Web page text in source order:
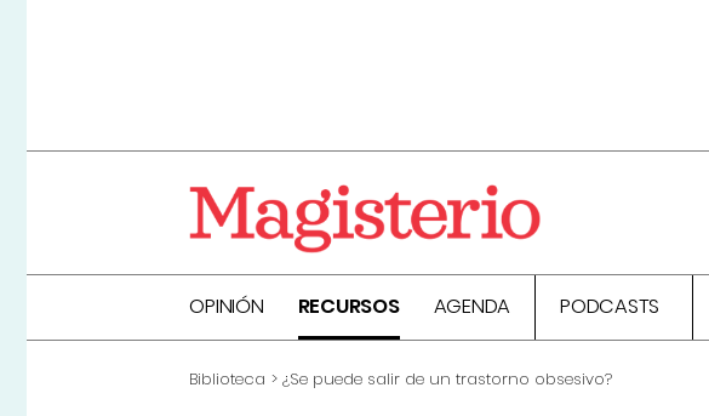
OPINIÓN RECURSOS AGENDA PODCASTS
Biblioteca ¿Se puede salir de un trastorno obsesivo?